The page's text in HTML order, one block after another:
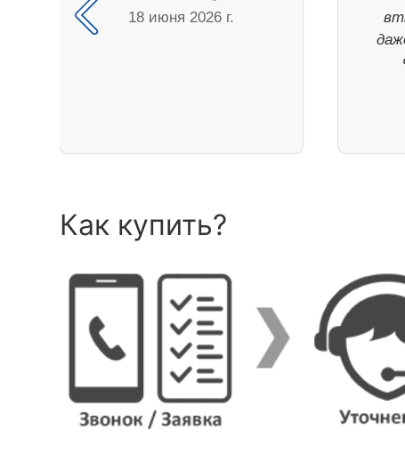
18 июня 2026 г.
Как купить?